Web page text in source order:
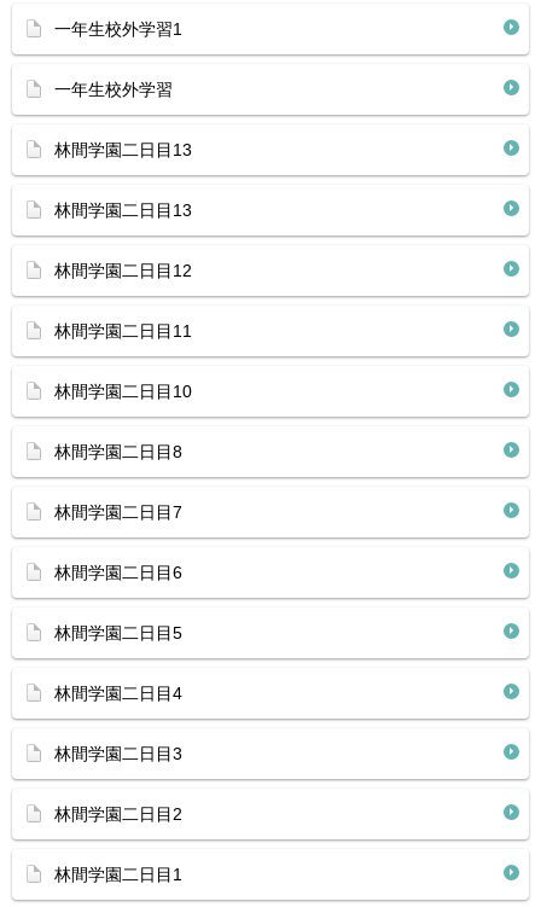
一年生校外学習1
一年生校外学習
林間学園二日目13
林間学園二日目13
林間学園二日目12
林間学園二日目11
林間学園二日目10
林間学園二日目8
林間学園二日目7
林間学園二日目6
林間学園二日目5
林間学園二日目4
林間学園二日目3
林間学園二日目2
林間学園二日目1